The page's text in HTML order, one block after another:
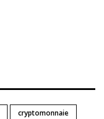
cryptomonnaie